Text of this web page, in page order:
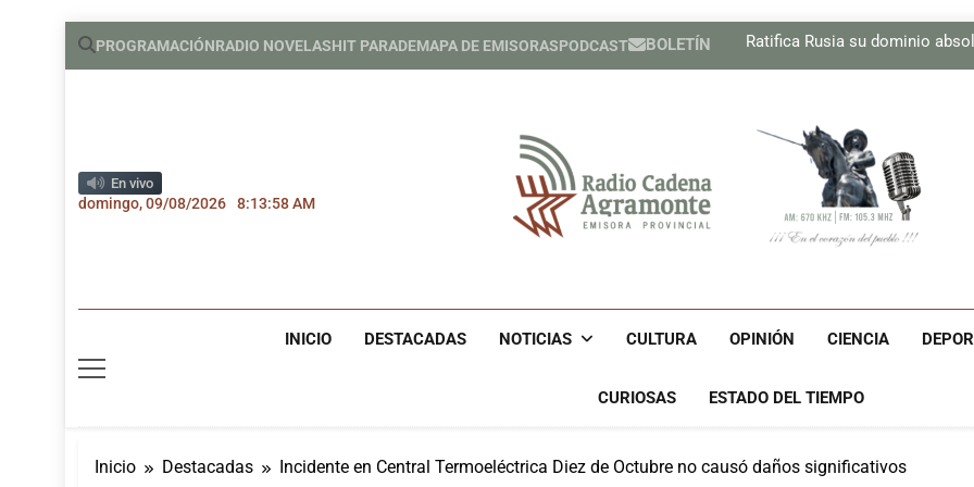
Saltar
PROGRAMACIÓNRADIO NOVELASHIT PARADEMAPA DE EMISORASPODCAST BOLETÍN
Ratifica Rusia su dominio
Regresa Carlos Acosta a un
Ratifica Rusia su dominio
Regresa Carlos Acosta a un
Recibe Díaz-Canel en el
En vivo
domingo, 09/08/2026 8:13:59 AM
Radio Cadena
INICIO DESTACADAS NOTICIAS CULTURA OPINIÓN CIENCIA
CURIOSAS ESTADO DEL TIEMPO
Inicio Destacadas Incidente en Central Termoeléctrica Diez de Octubre no causó daños significativos